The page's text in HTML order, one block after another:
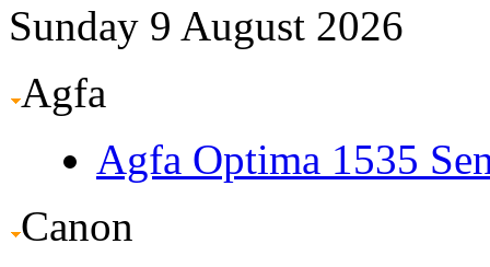
Sunday 9 August 2026
Agfa
Agfa Optima 1535
Canon